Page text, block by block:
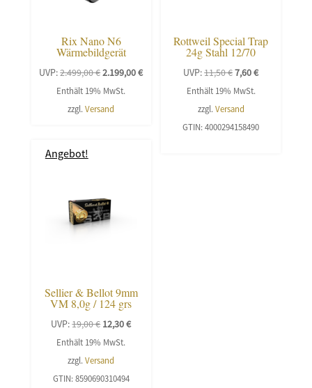
Rix Nano N6
Wärmebildgerät
UVP:2.499,00€Ursprünglicher
Preis
war:
2.199,00€Aktueller
2.199,00 €.
Enthält 19% MwSt.
zzgl.Versand
Rottweil Special Trap
24g Stahl 12/70
UVP:11,50€Ursprünglicher
Preis
war:
11,50 €
7,60€Aktueller
7,60 €.
Enthält 19% MwSt.
zzgl. Versand
GTIN: 4000294158490
Angebot!
Sellier & Bellot 9mm
VM 8,0g / 124 grs
UVP:19,00€ Ursprünglicher
Preis
war:
19,00 €
12,30€Aktueller
Enthält 19% MwSt.
zzgl.Versand
GTIN: 8590690310494